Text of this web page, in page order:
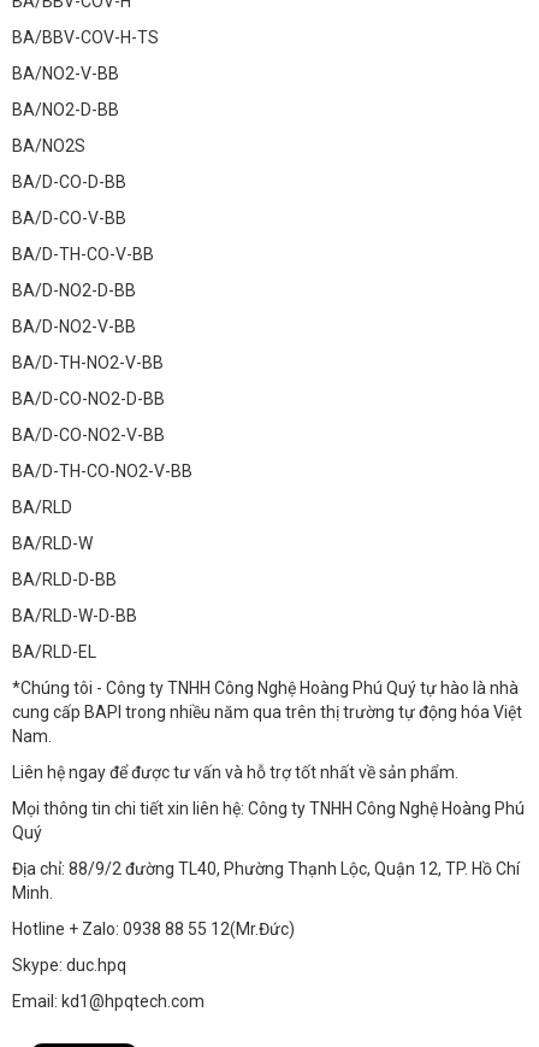
BA/BBV-COV-H-TS
BA/NO2-V-BB
BA/NO2-D-BB
BA/NO2S
BA/D-CO-D-BB
BA/D-CO-V-BB
BA/D-TH-CO-V-BB
BA/D-NO2-D-BB
BA/D-NO2-V-BB
BA/D-TH-NO2-V-BB
BA/D-CO-NO2-D-BB
BA/D-CO-NO2-V-BB
BA/D-TH-CO-NO2-V-BB
BA/RLD
BA/RLD-W
BA/RLD-D-BB
BA/RLD-W-D-BB
BA/RLD-EL
*Chúng tôi - Công ty TNHH Công Nghệ Hoàng Phú Quý tự hào là nhà
cung cấp BAPI trong nhiều năm qua trên thị trường tự động hóa Việt
Nam.
Liên hệ ngay để được tư vấn và hỗ trợ tốt nhất về sản phẩm.
Mọi thông tin chi tiết xin liên hệ: Công ty TNHH Công Nghệ Hoàng Phú
Quý
Địa chỉ: 88/9/2 đường TL40, Phường Thạnh Lộc, Quận 12, TP. Hồ Chí
Minh.
Hotline + Zalo: 0938 88 55 12(Mr.Đức)
Skype: duc.hpq
Email: kd1@hpqtech.com